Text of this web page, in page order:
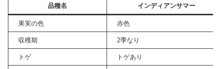
品種名 インディアンサマー
果実の色 赤色
収穫期 2季なり
トゲ トゲあり